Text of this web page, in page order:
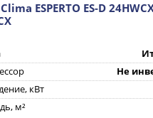
ESPERTO ES-D
Не
кВт
м²